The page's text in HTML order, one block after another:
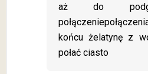
aż do
końcu żelatynę z
połać ciasto